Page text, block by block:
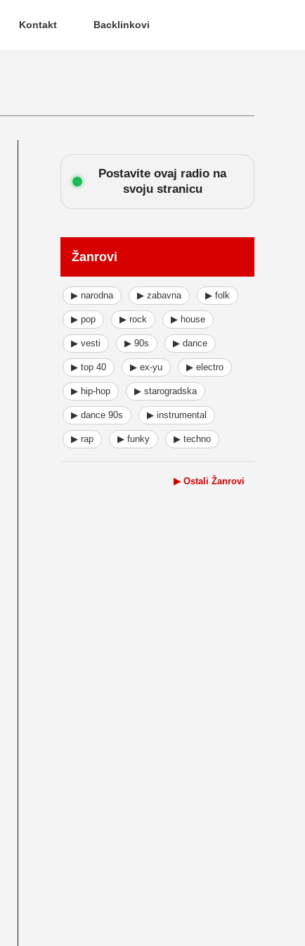
Kontakt Backlinkovi
Postavite ovaj radio na
svoju stranicu
Žanrovi
▶ narodna ▶ zabavna ▶ folk
▶ pop ▶ rock ▶ house
▶ vesti ▶ 90s ▶ dance
▶ top 40 ▶ ex-yu ▶ electro
▶ hip-hop ▶ starogradska
▶ dance 90s ▶ instrumental
▶ rap ▶ funky ▶ techno
▶ Ostali Žanrovi